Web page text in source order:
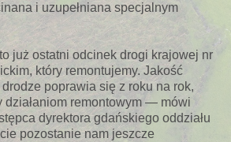
i uzupełniana specjalnym
już ostatni odcinek drogi krajowej nr
który remontujemy. Jakość
poprawia się z roku na rok,
działaniom remontowym — mówi
dyrektora gdańskiego oddziału
pozostanie nam jeszcze